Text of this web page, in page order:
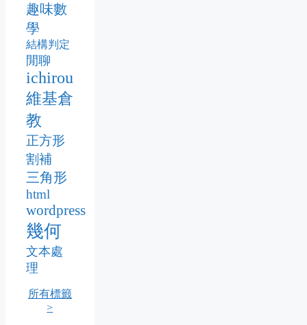
趣味數
學
結構判定
閒聊
ichirou
維基倉
教
正方形
割補
三角形
html
wordpress
幾何
文本處
理
所有標籤
>